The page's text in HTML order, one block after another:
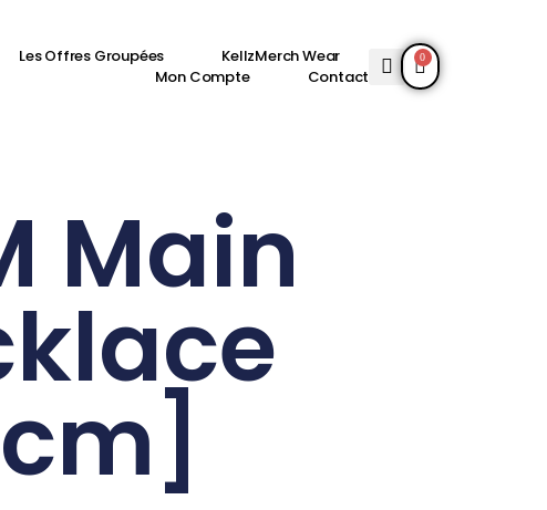
Les Offres Groupées
KellzMerch Wear
Mon Compte
Contact
0
Main